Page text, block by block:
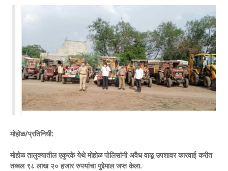
मोहोळ/प्रतिनिधी:
मोहोळ तालुक्यातील एकुरके येथे मोहोळ पोलिसांनी अवैध वाळू उपशावर कारवाई करीत
तब्बल ९८ लाख २० हजार रुपयांचा मुद्देमाल जप्त केला.